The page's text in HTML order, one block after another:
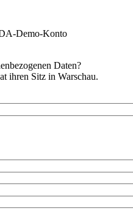
Demo-Konto
Daten?
ihren Sitz in Warschau.